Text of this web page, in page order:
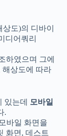
도)의 디바이
디어쿼리
하였으며 그에
해상도에 따라
있는데
모바일
.
바일 화면을
화면, 데스트